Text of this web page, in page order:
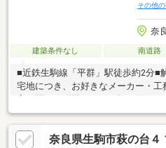
その他
奈
建築条件なし 南道路
■近鉄生駒線「平群」駅徒歩約2分■
宅地につき、お好きなメーカー・
寄り駅（平群駅）まで平坦な道な
が少ないです。■物件に関するお問
絡ください。
奈良県生駒市萩の台４